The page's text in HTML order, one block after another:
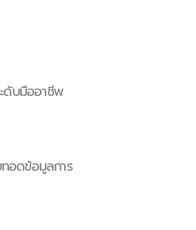
ดับมืออาชีพ
อดข้อมูลการ